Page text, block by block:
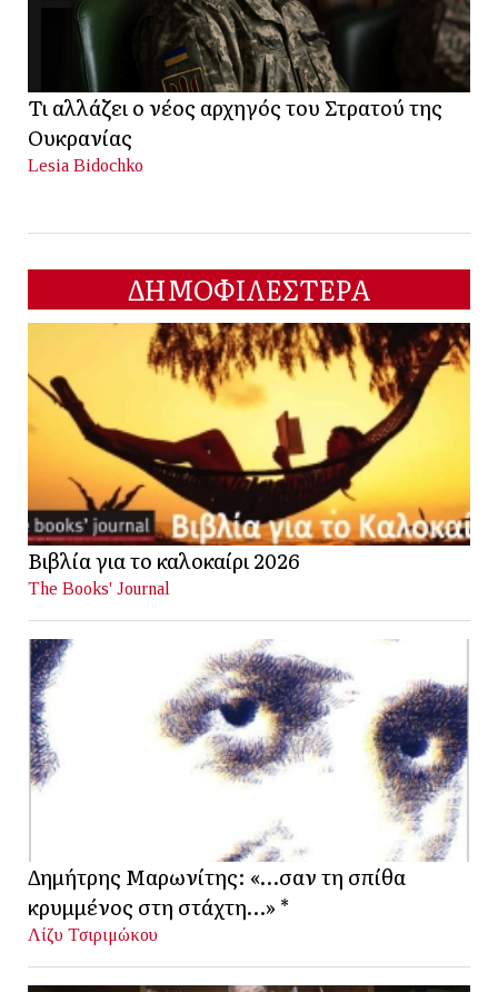
Τι αλλάζει ο νέος αρχηγός του Στρατού της
Ουκρανίας
Lesia Bidochko
ΔΗΜΟΦΙΛΕΣΤΕΡΑ
Βιβλία για το καλοκαίρι 2026
The Books' Journal
Δημήτρης Μαρωνίτης: «…σαν τη σπίθα
κρυμμένος στη στάχτη…» *
Λίζυ Τσιριμώκου